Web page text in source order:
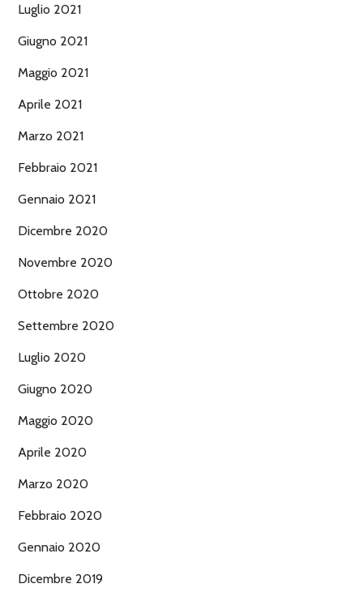
Luglio 2021
Giugno 2021
Maggio 2021
Aprile 2021
Marzo 2021
Febbraio 2021
Gennaio 2021
Dicembre 2020
Novembre 2020
Ottobre 2020
Settembre 2020
Luglio 2020
Giugno 2020
Maggio 2020
Aprile 2020
Marzo 2020
Febbraio 2020
Gennaio 2020
Dicembre 2019